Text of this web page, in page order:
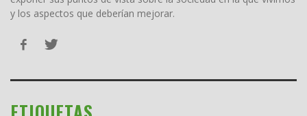
y los aspectos que deberían mejorar.